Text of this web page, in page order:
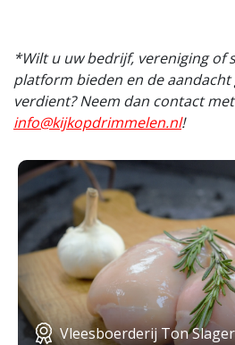
*Wilt u uw bedrijf, vereniging of
platform bieden en de aandacht
verdient? Neem dan contact
info@kijkopdrimmelen.nl!
Vleesboerderij Ton Slager